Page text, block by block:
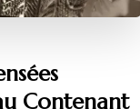
Contenant